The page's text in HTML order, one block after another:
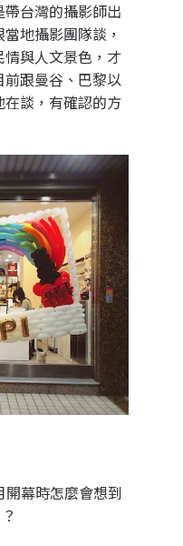
台灣的攝影師出
地攝影團隊談，
與人文景色，才
跟曼谷、巴黎以
在談，有確認的方
開幕時怎麼會想到
？